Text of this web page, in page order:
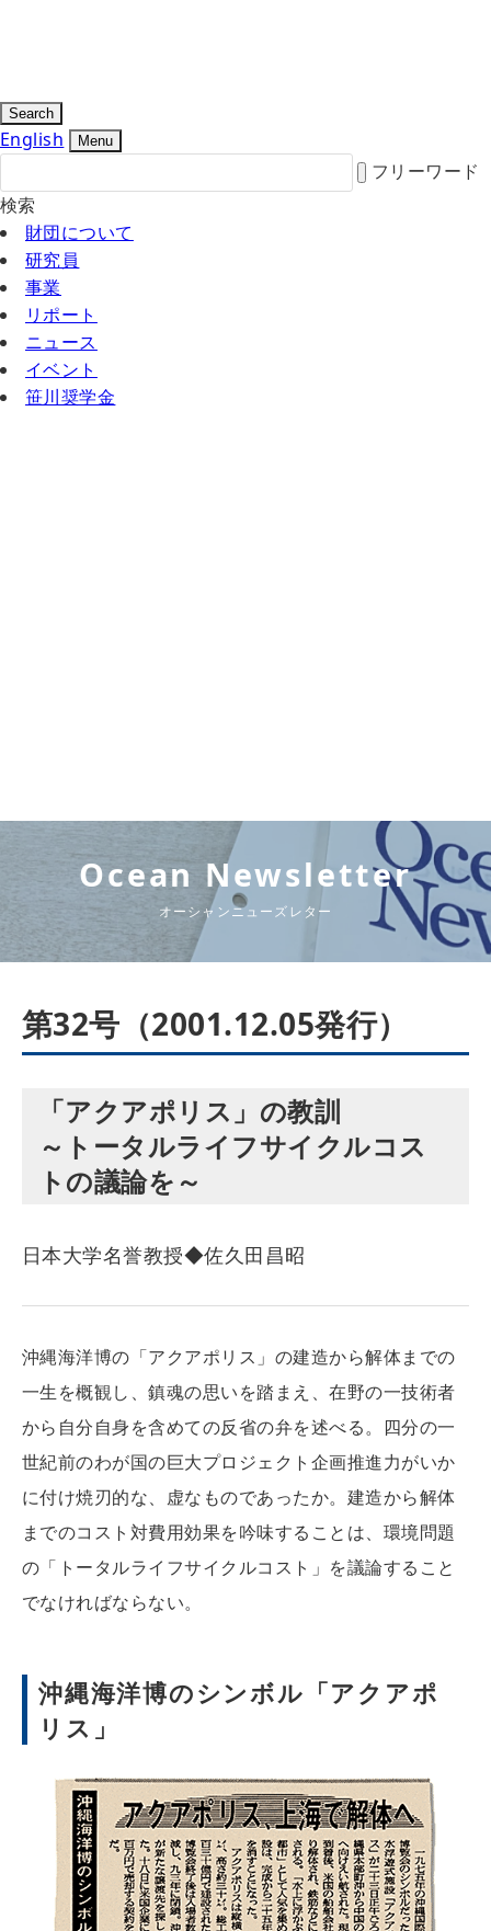
Search
English Menu
フリーワード
検索
財団について
研究員
事業
リポート
ニュース
イベント
笹川奨学金
Ocean Newsletter
オーシャンニューズレター
第32号（2001.12.05発行）
「アクアポリス」の教訓
～トータルライフサイクルコス
トの議論を～
日本大学名誉教授◆佐久田昌昭
沖縄海洋博の「アクアポリス」の建造から解体までの
一生を概観し、鎮魂の思いを踏まえ、在野の一技術者
から自分自身を含めての反省の弁を述べる。四分の一
世紀前のわが国の巨大プロジェクト企画推進力がいか
に付け焼刃的な、虚なものであったか。建造から解体
までのコスト対費用効果を吟味することは、環境問題
の「トータルライフサイクルコスト」を議論すること
でなければならない。
沖縄海洋博のシンボル「アクアポ
リス」